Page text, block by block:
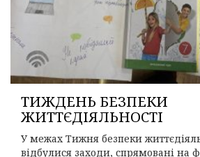
ТИЖДЕНЬ БЕЗПЕКИ
ЖИТТЄДІЯЛЬНОСТІ
У межах Тижня безпеки
відбулися заходи, спрямовані на